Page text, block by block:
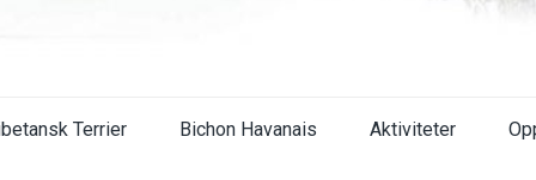
Terrier Bichon Havanais Aktiviteter